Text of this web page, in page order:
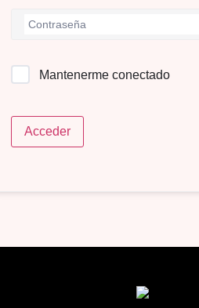
Mantenerme conectado
Acceder